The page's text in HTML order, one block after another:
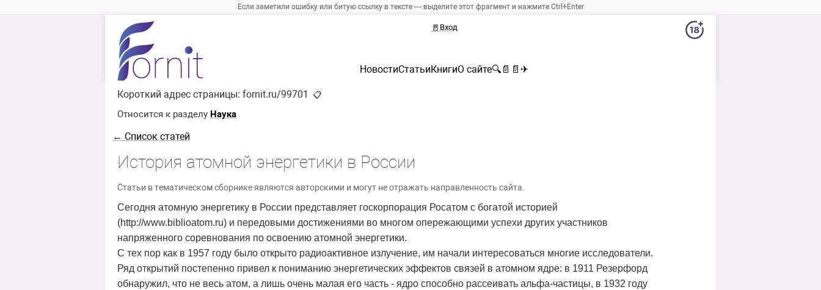
Если заметили ошибку или битую ссылку в тексте — выделите этот фрагмент и нажмите Ctrl+Enter
🚪 Вход
НовостиСтатьиКнигиО сайте🔍 📄 📄 ✈
Короткий адрес страницы: fornit.ru/99701 📋
Относится к разделу Наука
← Список статей
История атомной энергетики в России
Статьи в тематическом сборнике являются авторскими и могут не отражать направленность сайта.
Сегодня атомную энергетику в России представляет госкорпорация Росатом с богатой историей
(http://www.biblioatom.ru) и передовыми достижениями во многом опережающими успехи других участников
напряженного соревнования по освоению атомной энергетики.
С тех пор как в 1957 году было открыто радиоактивное излучение, им начали интересоваться многие исследователи.
Ряд открытий постепенно привел к пониманию энергетических эффектов связей в атомном ядре: в 1911 Резерфорд
обнаружил, что не весь атом, а лишь очень малая его часть - ядро способно рассеивать альфа-частицы, в 1932 году